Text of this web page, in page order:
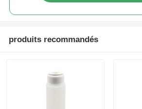
produits recommandés